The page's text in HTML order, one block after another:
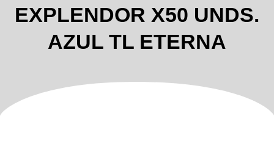
EXPLENDOR X50 UNDS.
AZUL TL ETERNA